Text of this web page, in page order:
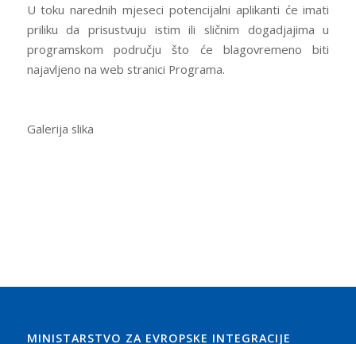
U toku narednih mjeseci potencijalni aplikanti će imati
priliku da prisustvuju istim ili sličnim dogadjajima u
programskom području što će blagovremeno biti
najavljeno na web stranici Programa.
Galerija slika
MINISTARSTVO ZA EVROPSKE INTEGRACIJE